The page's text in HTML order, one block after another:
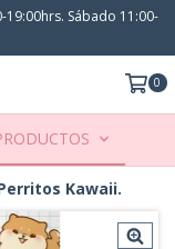
19:00hrs. Sábado 11:00-
0
Kawaii.